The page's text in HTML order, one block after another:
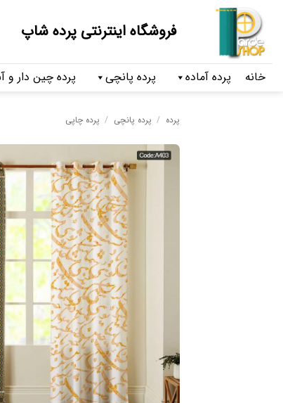
فروشگاه اینترنتی پرده شاپ
خانه پرده آماده پرده پانچی پرده چین دار و
پرده / پرده پانچی / پرده چاپی